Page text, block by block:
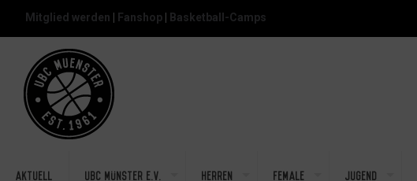
Mitglied werden Fanshop Basketball-Camps
Aktuell UBC Münster e.V. Herren Female Jugend